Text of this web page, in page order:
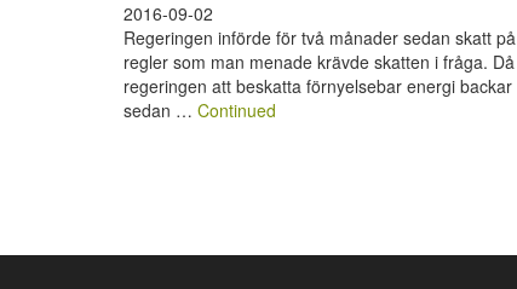
2016-09-02
Regeringen införde för två månader sedan skatt
regler som man menade krävde skatten i fråga.
regeringen att beskatta förnyelsebar energi
sedan … Continued